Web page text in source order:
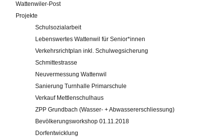
Online-Service
Impressum
Wattenwiler-Post
Projekte
Schulsozialarbeit
Lebenswertes Wattenwil für Senior*innen
Verkehrsrichtplan inkl. Schulwegsicherung
Schmittestrasse
Neuvermessung Wattenwil
Sanierung Turnhalle Primarschule
Verkauf Mettlenschulhaus
ZPP Grundbach (Wasser- + Abwassererschliessung)
Bevölkerungsworkshop 01.11.2018
Dorfentwicklung